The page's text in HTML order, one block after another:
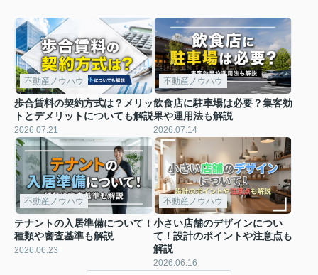
不動産ノウハウ
歩合賃料の契約方式は？メリッ
トとデメリットについても解説
2026.07.21
不動産ノウハウ
飲食店に駐車場は必要？集客効
果や運用法も解説
2026.07.14
不動産ノウハウ
テナントの入居準備について！
種類や審査基準も解説
2026.06.23
不動産ノウハウ
小さい店舗のデザインについ
て！設計のポイントや注意点も
解説
2026.06.16